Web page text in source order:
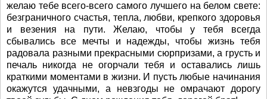
желаю тебе всего-всего самого лучшего на белом свете:
безграничного счастья, тепла, любви, крепкого здоровья
и везения на пути. Желаю, чтобы у тебя всегда
сбывались все мечты и надежды, чтобы жизнь тебя
радовала разными прекрасными сюрпризами, а грусть и
печаль никогда не огорчали тебя и оставались лишь
краткими моментами в жизни. И пусть любые начинания
окажутся удачными, а невзгоды не омрачают дорогу